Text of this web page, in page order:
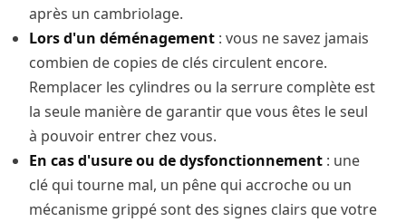
après un cambriolage.
Lors d'un déménagement : vous ne savez jamais
combien de copies de clés circulent encore.
Remplacer les cylindres ou la serrure complète est
la seule manière de garantir que vous êtes le seul
à pouvoir entrer chez vous.
En cas d'usure ou de dysfonctionnement : une
clé qui tourne mal, un pêne qui accroche ou un
mécanisme grippé sont des signes clairs que votre